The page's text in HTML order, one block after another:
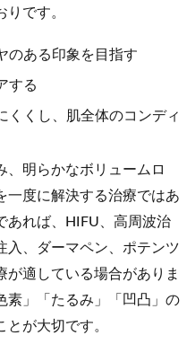
です。
のある印象を目指す
する
くくし、肌全体のコンディ
、明らかなボリュームロ
一度に解決する治療ではあ
あれば、HIFU、高周波治
入、ダーマペン、ポテンツ
が適している場合がありま
素」「たるみ」「凹凸」の
が大切です。